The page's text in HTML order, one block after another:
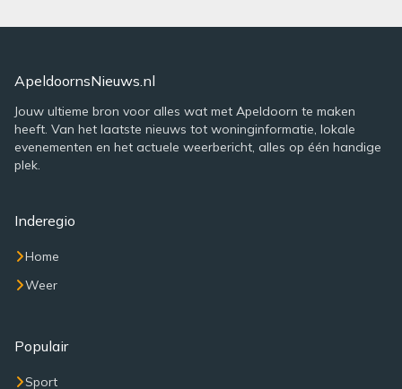
ApeldoornsNieuws.nl
Jouw ultieme bron voor alles wat met Apeldoorn te maken
heeft. Van het laatste nieuws tot woninginformatie, lokale
evenementen en het actuele weerbericht, alles op één handige
plek.
Inderegio
Home
Weer
Populair
Sport